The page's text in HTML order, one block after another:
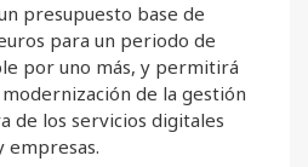
presupuesto base de
para un periodo de
por uno más, y permitirá
de la gestión
de los servicios digitales
empresas.